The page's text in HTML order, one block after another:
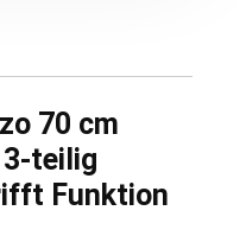
70 cm
teilig
Funktion